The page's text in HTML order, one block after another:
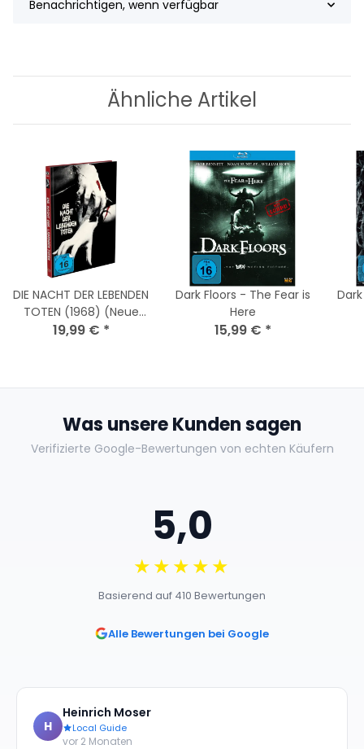
Benachrichtigen, wenn verfügbar
Ähnliche Artikel
DIE NACHT DER LEBENDEN
TOTEN (1968) (Neue
Synchro) Cover D
19,99 € *
Dark Floors - The Fear is
Here
15,99 € *
Was unsere Kunden sagen
Verifizierte Google-Bewertungen von echten Käufern
5,0
★★★★★
Basierend auf 410 Bewertungen
Alle Bewertungen bei Google
H
Heinrich Moser
Local Guide
vor 2 Monaten